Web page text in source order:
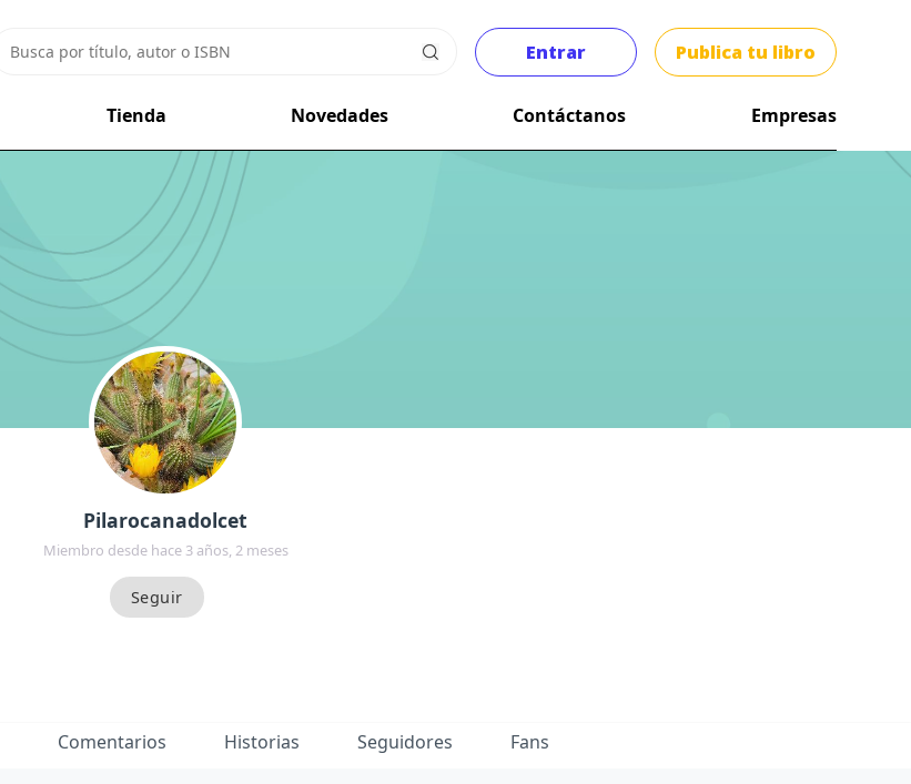
Entrar Publica tu libro
Tienda Novedades Contáctanos Empresas
Pilarocanadolcet
Miembro desde hace 3 años, 2 meses
Comentarios Historias Seguidores Fans